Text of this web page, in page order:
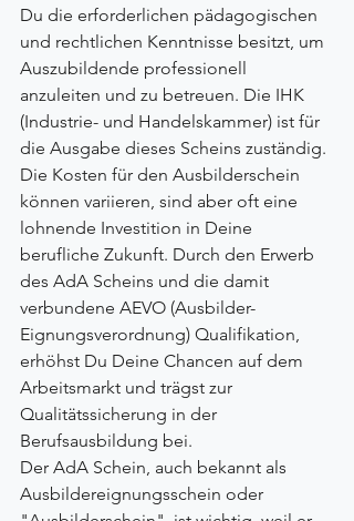
Du die erforderlichen pädagogischen
und rechtlichen Kenntnisse besitzt, um
Auszubildende professionell
anzuleiten und zu betreuen. Die IHK
(Industrie- und Handelskammer) ist für
die Ausgabe dieses Scheins zuständig.
Die Kosten für den Ausbilderschein
können variieren, sind aber oft eine
lohnende Investition in Deine
berufliche Zukunft. Durch den Erwerb
des AdA Scheins und die damit
verbundene AEVO (Ausbilder-
Eignungsverordnung) Qualifikation,
erhöhst Du Deine Chancen auf dem
Arbeitsmarkt und trägst zur
Qualitätssicherung in der
Berufsausbildung bei.
Der AdA Schein, auch bekannt als
Ausbildereignungsschein oder